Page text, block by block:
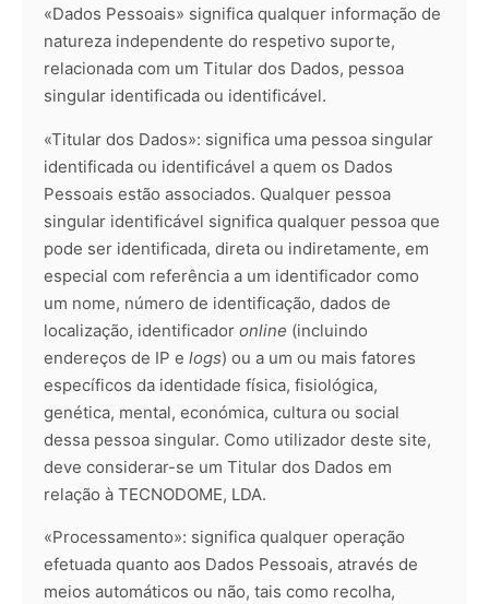
«Dados Pessoais» significa qualquer informação de
natureza independente do respetivo suporte,
relacionada com um Titular dos Dados, pessoa
singular identificada ou identificável.
«Titular dos Dados»: significa uma pessoa singular
identificada ou identificável a quem os Dados
Pessoais estão associados. Qualquer pessoa
singular identificável significa qualquer pessoa que
pode ser identificada, direta ou indiretamente, em
especial com referência a um identificador como
um nome, número de identificação, dados de
localização, identificador online (incluindo
endereços de IP e logs) ou a um ou mais fatores
específicos da identidade física, fisiológica,
genética, mental, económica, cultura ou social
dessa pessoa singular. Como utilizador deste site,
deve considerar-se um Titular dos Dados em
relação à TECNODOME, LDA.
«Processamento»: significa qualquer operação
efetuada quanto aos Dados Pessoais, através de
meios automáticos ou não, tais como recolha,